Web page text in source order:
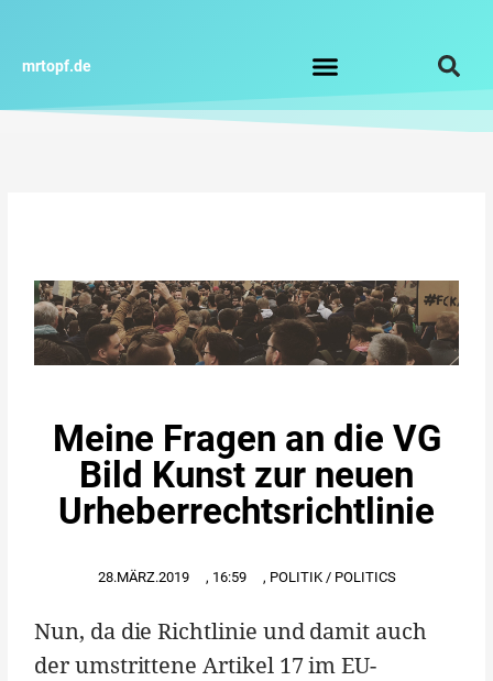
springen
mrtopf.de
Meine Fragen an die VG
Bild Kunst zur neuen
Urheberrechtsrichtlinie
28.MÄRZ.2019 , 16:59 , POLITIK / POLITICS
Nun, da die Richtlinie und damit auch
der umstrittene Artikel 17 im EU-